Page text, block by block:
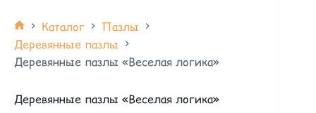
Каталог
Пазлы
Деревянные пазлы
Деревянные пазлы «Веселая логика»
Деревянные пазлы «Веселая логика»